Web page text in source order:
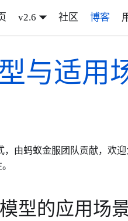
v2.6 社区 博客
与适用
，由蚂蚁金服团队贡献，欢
型的应用场